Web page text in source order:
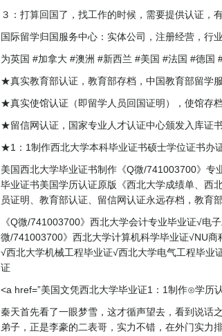
３：打算回国了，找工作的时候，需要提供认证，
国际留学归国服务中心：实体公司，注册经营，行
为英国 #加拿大 #澳洲 #新西兰 #美国 #法国 #德国
★真实教育部认证，教育部存档，中国教育部留学
★真实使馆认证（即留学人员回国证明），使馆存
★留信网认证，国家专业人才认证中心颁发入库证
★1：1制作西北大学本科毕业证书硕士学位证书办
美国西北大学毕业证书制作《Q微/741003700》专
毕业证书美国学历认证原版《西北大学成绩单、西
员证明、教育部认证、留信网认证永远存档，教育
《Q微/741003700》西北大学会计专业毕业证√电
微/741003700》西北大学计算机科学毕业证√NU
√西北大学机械工程毕业证√西北大学电气工程毕
证
<a href=”美国文凭西北大学毕业证1：1制作⊙学历
秦天首先看了一眼梦雪，这才循声望去，看到说话
弟子，正是李豪的二表哥，实力不错，在外门实力